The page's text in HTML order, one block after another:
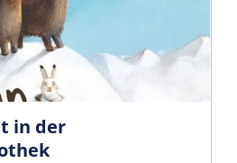
in der